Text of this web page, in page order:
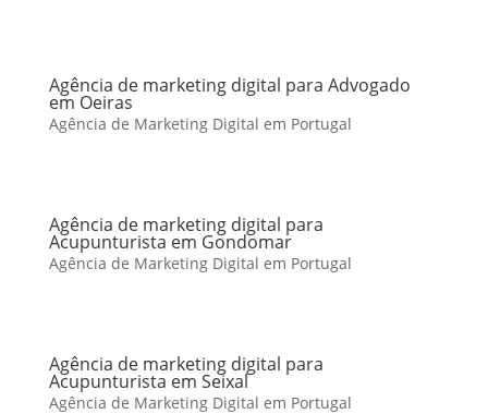
Agência de marketing digital para Advogado
em Oeiras
Agência de Marketing Digital em Portugal
Agência de marketing digital para
Acupunturista em Gondomar
Agência de Marketing Digital em Portugal
Agência de marketing digital para
Acupunturista em Seixal
Agência de Marketing Digital em Portugal